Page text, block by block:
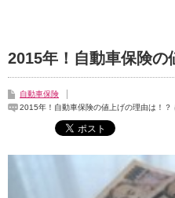
2015年！自動車保険の
自動車保険
2015年！自動車保険の値上げの理由は！？